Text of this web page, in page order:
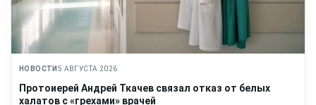
НОВОСТИ 5 АВГУСТА 2026
Протоиерей Андрей Ткачев связал отказ от белых
халатов с «грехами» врачей